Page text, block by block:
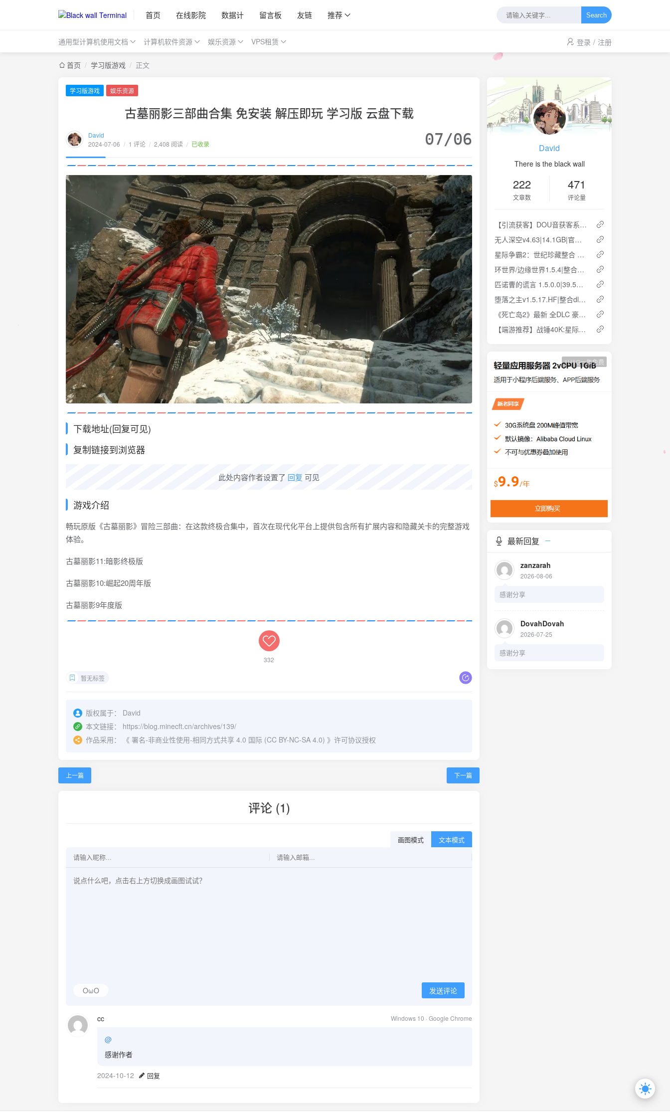
首页 在线影院 数据计 留言板 友链 推荐 Search
通用型计算机使用文档 计算机软件资源 娱乐资源 VPS租赁 登录 / 注册
首页 / 学习版游戏 / 正文
学习版游戏 娱乐资源
古墓丽影三部曲合集 免安装 解压即玩 学习版 云盘下载
David
2024-07-06 / 1 评论 / 2,408 阅读 / 已收录 07/06
下载地址(回复可见)
复制链接到浏览器
此处内容作者设置了 回复 可见
游戏介绍
畅玩原版《古墓丽影》冒险三部曲：在这款终极合集中，首次在现代化平台上提供包含所有扩展内容和隐藏关卡的完整游戏
体验。
古墓丽影11:暗影终极版
古墓丽影10:崛起20周年版
古墓丽影9年度版
332
暂无标签
版权属于：
David
本文链接：
https://blog.minecft.cn/archives/139/
作品采用：
《 署名-非商业性使用-相同方式共享 4.0 国际 (CC BY-NC-SA 4.0) 》许可协议授权
上一篇 下一篇
评论 (1)
画图模式 文本模式
OωO 发送评论
cc Windows 10 · Google Chrome
@
感谢作者
2024-10-12 回复
David
There is the black wall
222
文章数
471
评论量
【引流获客】DOU音获客系统 自动批量私信/关注
无人深空v4.63|14.1GB|官方中文.国语发音| 云盘下载 解压即玩
星际争霸2：世纪珍藏整合 中文版|单机|全资料片|27GB|解压即玩 云盘下载
环世界/边缘世界1.5.4|整合DLC|740MB|简体中文 云盘下载 解压即玩
匹诺曹的谎言 1.5.0.0|39.5GB|官方简体中文 解压即玩 云盘下载
堕落之主v1.5.17.HF|整合dlc|32.7GB|简体中文 云盘下载
《死亡岛2》最新 全DLC 豪华中文 黄金版 云盘下载
【端游推荐】战锤40K:星际战士2 中文版 云盘下载
1H1G一年免费
最新回复
zanzarah
2026-08-06
感谢分享
DovahDovah
2026-07-25
感谢分享